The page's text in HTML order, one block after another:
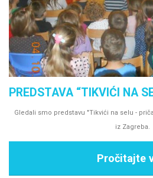
Gledali smo predstavu "Tikvići na selu -
iz Zagreba.
Pročitajte